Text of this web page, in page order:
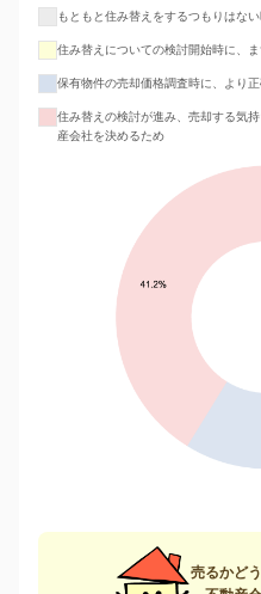
もともと住み替えをするつもりはな
住み替えについての検討開始時に、
保有物件の売却価格調査時に、より
住み替えの検討が進み、売却する気
産会社を決めるため
売るかど